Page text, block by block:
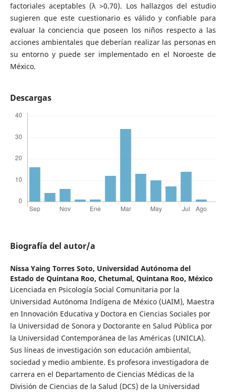
factoriales aceptables (λ >0.70). Los hallazgos del estudio
sugieren que este cuestionario es válido y confiable para
evaluar la conciencia que poseen los niños respecto a las
acciones ambientales que deberían realizar las personas en
su entorno y puede ser implementado en el Noroeste de
México.
Descargas
Biografía del autor/a
Nissa Yaing Torres Soto, Universidad Autónoma del
Estado de Quintana Roo, Chetumal, Quintana Roo, México
Licenciada en Psicología Social Comunitaria por la
Universidad Autónoma Indígena de México (UAIM), Maestra
en Innovación Educativa y Doctora en Ciencias Sociales por
la Universidad de Sonora y Doctorante en Salud Pública por
la Universidad Contemporánea de las Américas (UNICLA).
Sus líneas de investigación son educación ambiental,
sociedad y medio ambiente. Es profesora investigadora de
carrera en el Departamento de Ciencias Médicas de la
División de Ciencias de la Salud (DCS) de la Universidad